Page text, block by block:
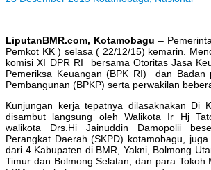
LiputanBMR.com, Kotamobagu –
Pemkot KK ) selasa ( 22/12/15) kemarin.
komisi XI DPR RI bersama Otoritas Jasa
Pemeriksa Keuangan (BPK RI) dan Badan
Pembangunan (BPKP) serta perwakilan
Kunjungan kerja tepatnya dilasaknakan Di
disambut langsung oleh Walikota Ir Hj
walikota Drs.Hi Jainuddin Damopolii
Perangkat Daerah (SKPD) kotamobagu,
dari 4 Kabupaten di BMR, Yakni, Bolmong
Timur dan Bolmong Selatan, dan para Tokoh